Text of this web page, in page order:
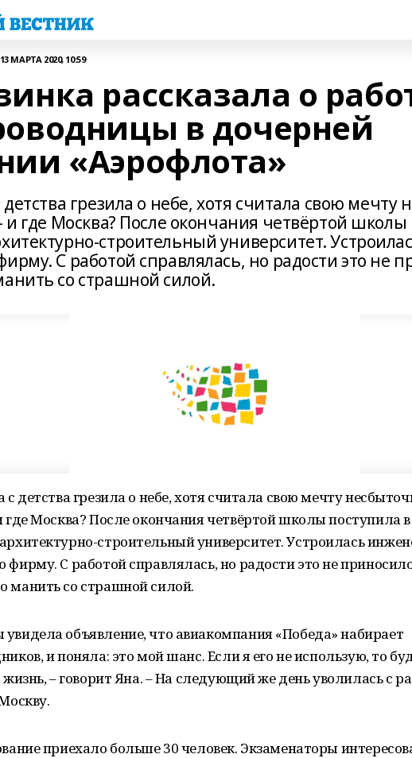
13 МАРТА 2020, 10:59
рассказала о
в дочерней
«Аэрофлота»
грезила о небе, хотя считала свою мечту
и где Москва? После окончания четвёртой школы
строительный университет.
С работой справлялась, но радости это не
со страшной силой.
с детства грезила о небе, хотя считала свою мечту
где Москва? После окончания четвёртой школы поступила в
строительный университет. Устроилась
С работой справлялась, но радости это не
манить со страшной силой.
объявление, что авиакомпания «Победа» набирает
и поняла: это мой шанс. Если я его не использую, то
– говорит Яна. – На следующий же день уволилась с
приехало больше 30 человек. Экзаменаторы